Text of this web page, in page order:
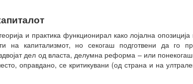
и практика функционирал како лојална
на капитализмот, но секогаш подготвени да го
дел од власта, делумна реформа – или
оправдано, се критикувани (од страна и на